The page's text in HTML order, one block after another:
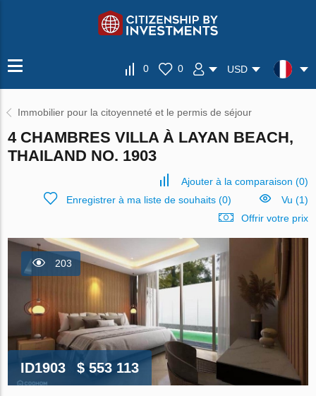
0 0 USD
Immobilier pour la citoyenneté et le permis de séjour
4 CHAMBRES VILLA À LAYAN BEACH,
THAILAND NO. 1903
Ajouter à la comparaison (0)
Enregistrer à ma liste de souhaits(0)
Vu (1)
Offrir votre prix
203
ID1903 $ 553 113